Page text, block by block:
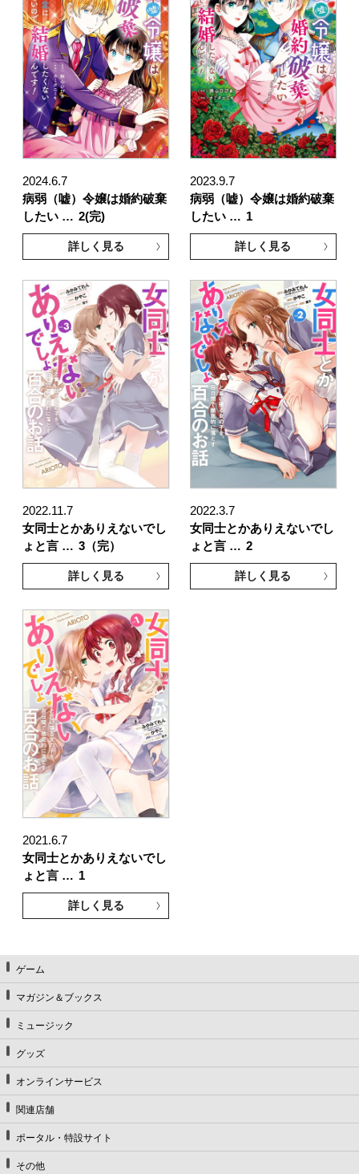
2024.6.7
病弱（嘘）令嬢は婚約破棄
したい … 2(完)
詳しく見る
2023.9.7
病弱（嘘）令嬢は婚約破棄
したい … 1
詳しく見る
2022.11.7
女同士とかありえないでし
ょと言 … 3（完）
詳しく見る
2022.3.7
女同士とかありえないでし
ょと言 … 2
詳しく見る
2021.6.7
女同士とかありえないでし
ょと言 … 1
詳しく見る
ゲーム
マガジン＆ブックス
ミュージック
グッズ
オンラインサービス
関連店舗
ポータル・特設サイト
その他